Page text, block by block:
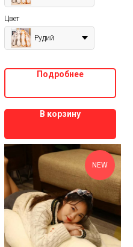
Цвет
Рудий
Подробнее
В корзину
NEW